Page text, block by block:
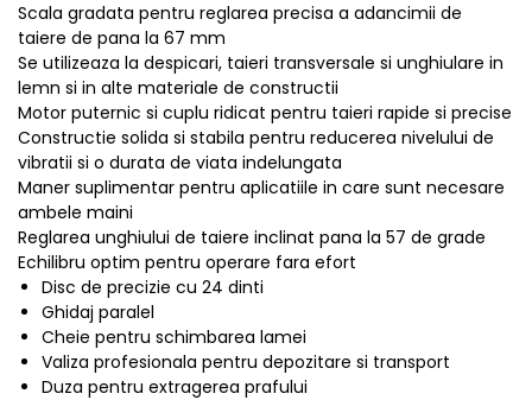
Scala gradata pentru reglarea precisa a adancimii de
taiere de pana la 67 mm
Se utilizeaza la despicari, taieri transversale si unghiulare in
lemn si in alte materiale de constructii
Motor puternic si cuplu ridicat pentru taieri rapide si precise
Constructie solida si stabila pentru reducerea nivelului de
vibratii si o durata de viata indelungata
Maner suplimentar pentru aplicatiile in care sunt necesare
ambele maini
Reglarea unghiului de taiere inclinat pana la 57 de grade
Echilibru optim pentru operare fara efort
Disc de precizie cu 24 dinti
Ghidaj paralel
Cheie pentru schimbarea lamei
Valiza profesionala pentru depozitare si transport
Duza pentru extragerea prafului